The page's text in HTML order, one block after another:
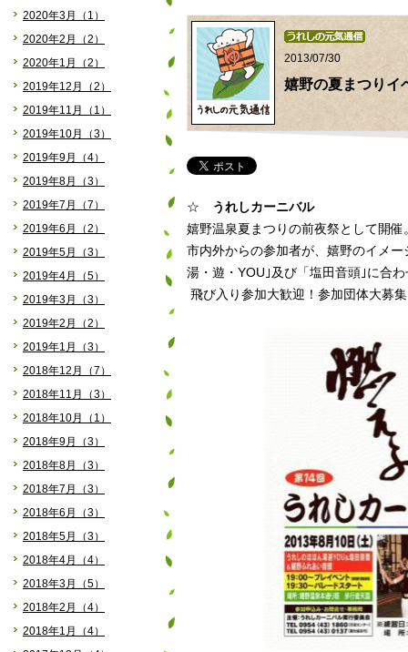
2020年3月（1）
2020年2月（2）
2020年1月（2）
2019年12月（2）
2019年11月（1）
2019年10月（3）
2019年9月（4）
2019年8月（3）
2019年7月（7）
2019年6月（2）
2019年5月（3）
2019年4月（5）
2019年3月（3）
2019年2月（2）
2019年1月（3）
2018年12月（7）
2018年11月（3）
2018年10月（1）
2018年9月（3）
2018年8月（3）
2018年7月（3）
2018年6月（3）
2018年5月（3）
2018年4月（4）
2018年3月（5）
2018年2月（4）
2018年1月（4）
2013/07/30
嬉野の夏まつりイ
☆
うれしカーニバル
嬉野温泉夏まつりの前夜祭として開催
市内外からの参加者が、嬉野のイメ
湯・遊・YOU｣及び「塩田音頭｣に合
飛び入り参加大歓迎！参加団体大募